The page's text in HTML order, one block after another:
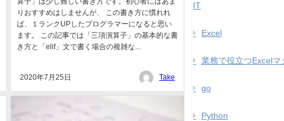
りおすすめはしませんが、 この書き方に慣れれ
ば、１ランクUPしたプログラマーになると思い
ます。 この記事では「三項演算子」の基本的な書
き方と「elif」文で書く場合の複雑な...
2020年7月25日 Take
IT
Excel
業務で役立つExcelマ
go
Python